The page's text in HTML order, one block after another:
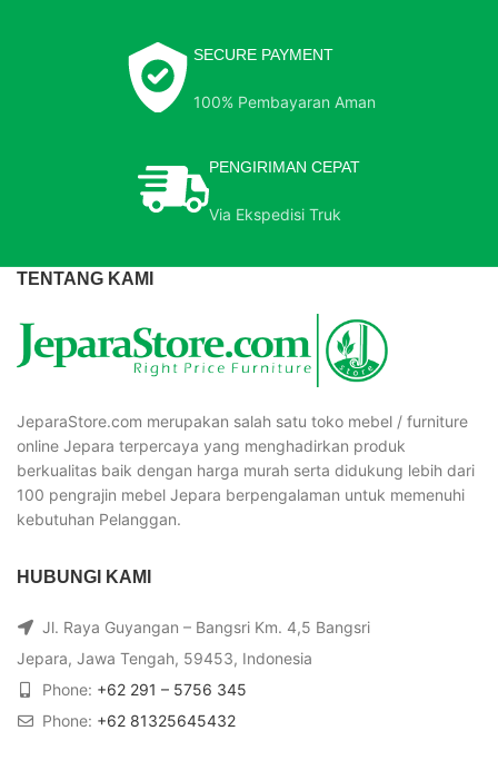
SECURE PAYMENT
100% Pembayaran Aman
PENGIRIMAN CEPAT
Via Ekspedisi Truk
TENTANG KAMI
JeparaStore.com merupakan salah satu toko mebel / furniture
online Jepara terpercaya yang menghadirkan produk
berkualitas baik dengan harga murah serta didukung lebih dari
100 pengrajin mebel Jepara berpengalaman untuk memenuhi
kebutuhan Pelanggan.
HUBUNGI KAMI
Jl. Raya Guyangan – Bangsri Km. 4,5 Bangsri
Jepara, Jawa Tengah, 59453, Indonesia
Phone: +62 291 – 5756 345
Phone: +62 81325645432